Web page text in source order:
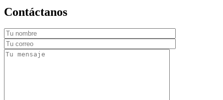
Contáctanos